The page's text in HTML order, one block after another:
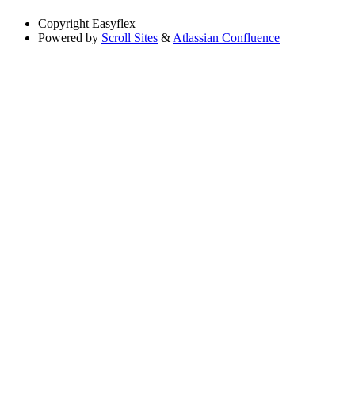
Copyright Easyflex
Powered by Scroll Sites & Atlassian Confluence